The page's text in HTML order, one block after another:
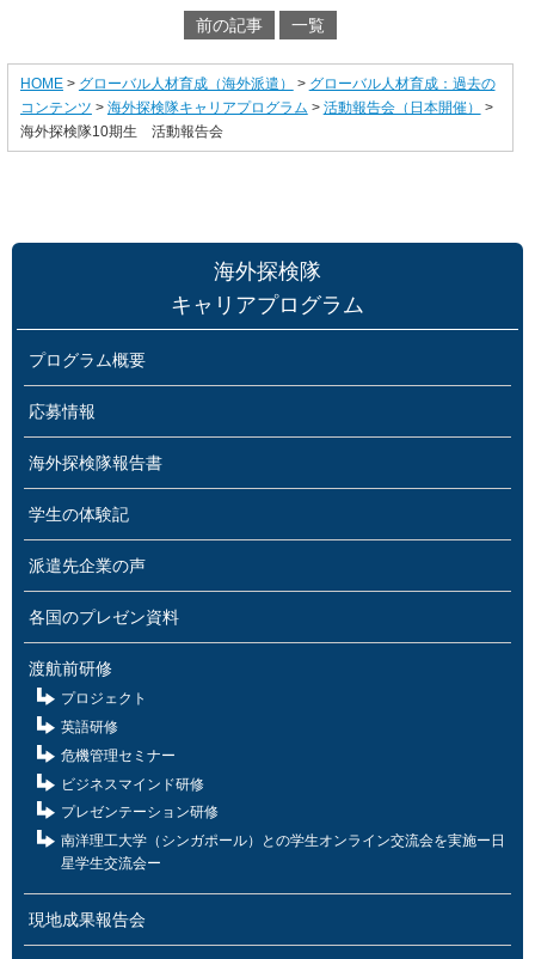
前の記事 一覧
HOME> グローバル人材育成（海外派遣） > グローバル人材育成：過去の
コンテンツ > 海外探検隊キャリアプログラム > 活動報告会（日本開催）
>
海外探検隊10期生 活動報告会
海外探検隊
キャリアプログラム
プログラム概要
応募情報
海外探検隊報告書
学生の体験記
派遣先企業の声
各国のプレゼン資料
渡航前研修
プロジェクト
英語研修
危機管理セミナー
ビジネスマインド研修
プレゼンテーション研修
南洋理工大学（シンガポール）との学生オンライン交流会を実施ー日
星学生交流会ー
現地成果報告会